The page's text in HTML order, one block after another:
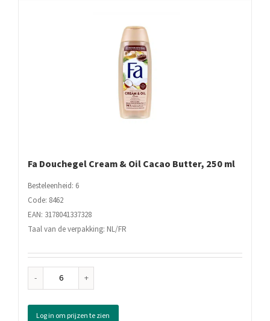
Fa Douchegel Cream & Oil Cacao Butter, 250 ml
Besteleenheid: 6
Code: 8462
EAN: 3178041337328
Taal van de verpakking: NL/FR
Fa
Cream
&
Log in om prijzen te zien